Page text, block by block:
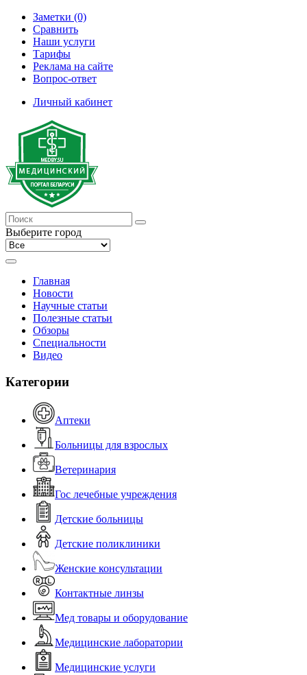
Заметки (0)
Сравнить
Наши услуги
Тарифы
Реклама на сайте
Вопрос-ответ
Личный кабинет
Выберите город
Главная
Новости
Научные статьи
Полезные статьи
Обзоры
Специальности
Видео
Категории
Аптеки
Больницы для взрослых
Ветеринария
Гос лечебные учреждения
Детские больницы
Детские поликлиники
Женские консультации
Контактные линзы
Мед товары и оборудование
Медицинские лаборатории
Медицинские услуги